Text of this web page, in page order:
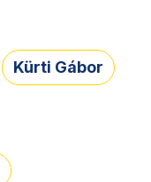
Kürti Gábor